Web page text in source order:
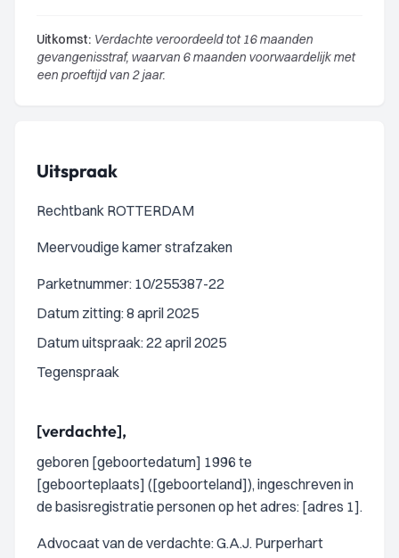
Uitkomst: Verdachte veroordeeld tot 16 maanden
gevangenisstraf, waarvan 6 maanden voorwaardelijk met
een proeftijd van 2 jaar.
Uitspraak
Rechtbank ROTTERDAM
Meervoudige kamer strafzaken
Parketnummer: 10/255387-22
Datum zitting: 8 april 2025
Datum uitspraak: 22 april 2025
Tegenspraak
[verdachte],
geboren [geboortedatum] 1996 te
[geboorteplaats] ([geboorteland]), ingeschreven in
de basisregistratie personen op het adres: [adres 1].
Advocaat van de verdachte: G.A.J. Purperhart